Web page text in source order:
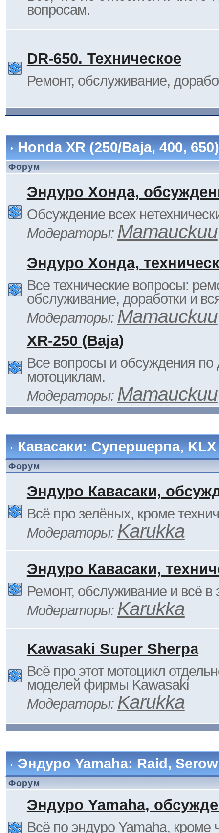
вопросам.
DR-650. Техническое
Ремонт, обслуживание,
Honda XR (250/Baja, 400,
Форум
Эндуро Хонда,
Обсуждение всех
Модераторы: Mamauckuu
Эндуро Хонда,
Все технические вопросы:
обслуживание, доработки и
Модераторы: Mamauckuu
XR-250 (Baja)
Все вопросы и обсуждения
мотоциклам.
Модераторы: Mamauckuu
Кавасаки: Супершерпа,
Форум
Эндуро Кавасаки,
Всё про зелёных, кроме
Модераторы: Karukka
Эндуро Кавасаки,
Ремонт, обслуживание и всё в
Модераторы: Karukka
Kawasaki Super Sherpa
Всё про этот мотоцикл
моделей фирмы Kawasaki
Модераторы: Karukka
Эндуро Yamaha: Raid,
Форум
Эндуро Yamaha,
Всё по эндуро Yamaha, кроме